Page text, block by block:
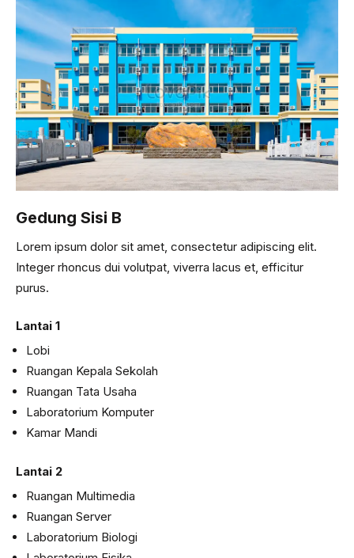
Gedung Sisi B
Lorem ipsum dolor sit amet, consectetur adipiscing elit.
Integer rhoncus dui volutpat, viverra lacus et, efficitur
purus.
Lantai 1
Lobi
Ruangan Kepala Sekolah
Ruangan Tata Usaha
Laboratorium Komputer
Kamar Mandi
Lantai 2
Ruangan Multimedia
Ruangan Server
Laboratorium Biologi